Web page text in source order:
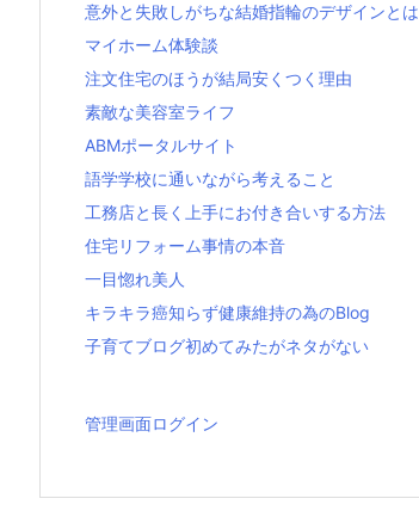
意外と失敗しがちな結婚指輪のデザインとは
マイホーム体験談
注文住宅のほうが結局安くつく理由
素敵な美容室ライフ
ABMポータルサイト
語学学校に通いながら考えること
工務店と長く上手にお付き合いする方法
住宅リフォーム事情の本音
一目惚れ美人
キラキラ癌知らず健康維持の為のBlog
子育てブログ初めてみたがネタがない
管理画面ログイン